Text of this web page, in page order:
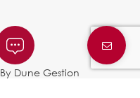
By Dune Gestion